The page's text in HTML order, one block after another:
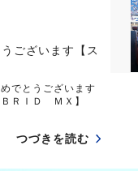
ございます【ス
でとうございます
ＢＲＩＤ ＭＸ】
つづきを読む